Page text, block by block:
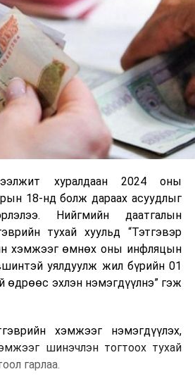
хуралдаан 2024 оны
18-нд болж дараах асуудлыг
Нийгмийн даатгалын
тухай хуульд “Тэтгэвэр
хэмжээг өмнөх оны инфляцын
уялдуулж жил бүрийн 01
өдрөөс эхлэн нэмэгдүүлнэ” гэж
хэмжээг нэмэгдүүлэх,
шинэчлэн тогтоох тухай
гарлаа.